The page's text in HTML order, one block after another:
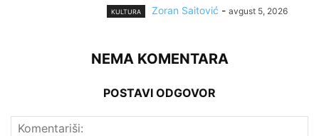
KULTURA Zoran Saitović - avgust 5, 2026
NEMA KOMENTARA
POSTAVI ODGOVOR